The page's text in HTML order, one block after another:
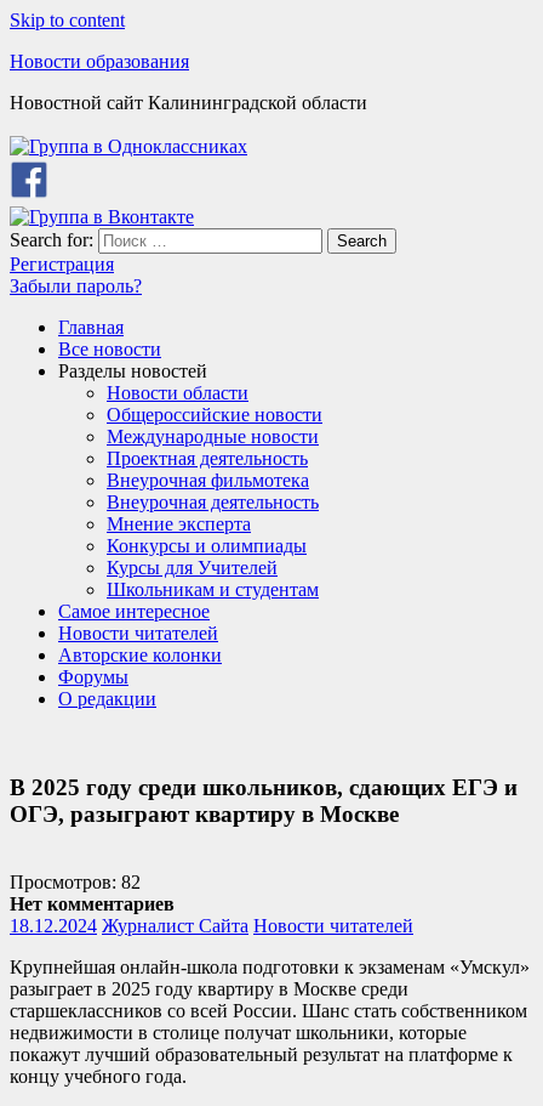
Skip to content
Новости образования
Новостной сайт Калининградской области
Search for: Search
Регистрация
Забыли пароль?
Главная
Все новости
Разделы новостей
Новости области
Общероссийские новости
Международные новости
Проектная деятельность
Внеурочная фильмотека
Внеурочная деятельность
Мнение эксперта
Конкурсы и олимпиады
Курсы для Учителей
Школьникам и студентам
Самое интересное
Новости читателей
Авторские колонки
Форумы
О редакции
В 2025 году среди школьников, сдающих ЕГЭ и
ОГЭ, разыграют квартиру в Москве
Просмотров: 82
Нет комментариев
18.12.2024 Журналист Сайта Новости читателей
Крупнейшая онлайн-школа подготовки к экзаменам «Умскул»
разыграет в 2025 году квартиру в Москве среди
старшеклассников со всей России. Шанс стать собственником
недвижимости в столице получат школьники, которые
покажут лучший образовательный результат на платформе к
концу учебного года.